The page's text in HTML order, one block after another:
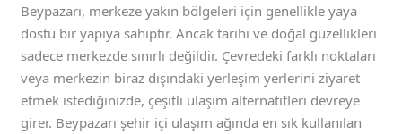
Beypazarı, merkeze yakın bölgeleri için genellikle yaya
dostu bir yapıya sahiptir. Ancak tarihi ve doğal güzellikleri
sadece merkezde sınırlı değildir. Çevredeki farklı noktaları
veya merkezin biraz dışındaki yerleşim yerlerini ziyaret
etmek istediğinizde, çeşitli ulaşım alternatifleri devreye
girer. Beypazarı şehir içi ulaşım ağında en sık kullanılan